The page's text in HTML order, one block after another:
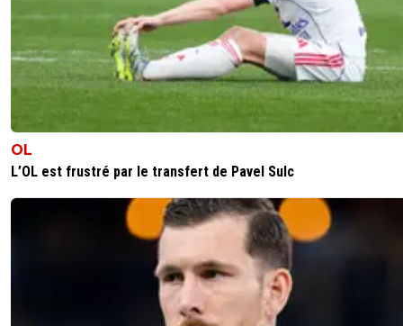
Répondre
calimero13 09 août 2022 à 14:17 +0
100% d'accord
reste sensationnel de le réussir. Ça rappelle les
entraînement but à but en 1 contre 1. Toucher de
maîtrise des effets et dosage de la puissance.
Répondre
dirtyshady41 09 août 2022 à 15:45 +1896
OL
L’OL est frustré par le transfert de Pavel Sulc